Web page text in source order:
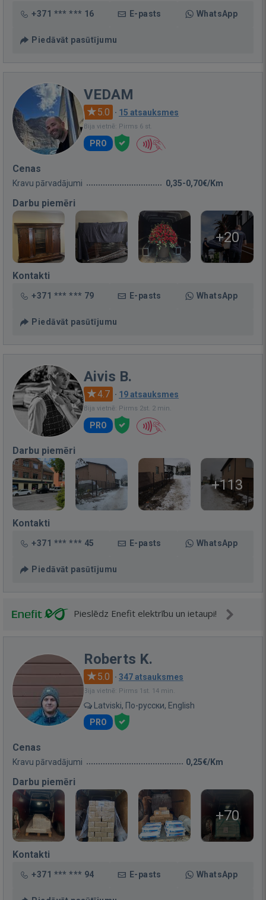
+371 *** *** 16 E-pasts WhatsApp
Piedāvāt pasūtījumu
VEDAM
5.0 · 15 atsauksmes
Bija vietnē: Pirms 6 st.
PRO
Cenas
Kravu pārvadājumi 0,35-0,70€/Km
Darbu piemēri
+20
Kontakti
+371 *** *** 79 E-pasts WhatsApp
Piedāvāt pasūtījumu
Aivis B.
4.7 · 19 atsauksmes
Bija vietnē: Pirms 2st. 2 min.
PRO
Darbu piemēri
+113
Kontakti
+371 *** *** 45 E-pasts WhatsApp
Piedāvāt pasūtījumu
Pieslēdz Enefit elektrību un ietaupi!
Roberts K.
5.0 · 347 atsauksmes
Bija vietnē: Pirms 1st. 14 min.
Latviski, По-русски, English
PRO
Cenas
Kravu pārvadājumi 0,25€/Km
Darbu piemēri
+70
Kontakti
+371 *** *** 94 E-pasts WhatsApp